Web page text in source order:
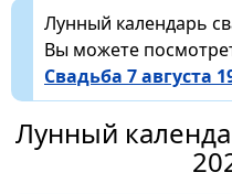
Лунный календарь
Вы можете
Свадьба 7 августа
Лунный